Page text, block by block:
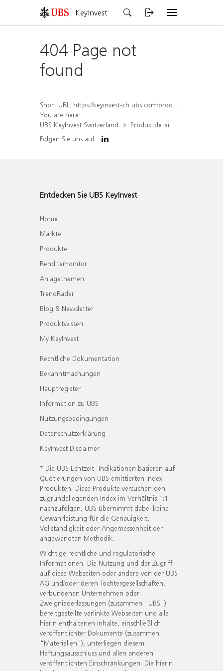
KeyInvest
404 Page not
found
Short URL: https://keyinvest-ch.ubs.com/produkt/detail/index/isin/CH1570502521
You are here:
UBS KeyInvest Switzerland
Produktdetail
Folgen Sie uns auf
Entdecken Sie UBS KeyInvest
Home
Märkte
Produkte
Renditemonitor
Anlagethemen
TrendRadar
Blog & Newsletter
Produktwissen
My KeyInvest
Rechtliche Dokumentation
Bekanntmachungen
Hauptregister
Information zu UBS
Nutzungsbedingungen
Datenschutzerklärung
KeyInvest Disclaimer
* Die UBS Echtzeit- Indikationen basieren auf
Quotierungen von UBS emittierten Index-
Produkten. Diese Produkte versuchen den
zugrundeliegenden Index im Verhältnis 1:1
nachzufolgen. UBS übernimmt dabei keine
Gewährleistung für die Genauigkeit,
Vollständigkeit oder Angemessenheit der
angewandten Methodik.
Wichtige rechtliche und regulatorische
Informationen. Die Nutzung und der Zugriff
auf diese Webseiten oder andere von der UBS
AG und/oder deren Tochtergesellschaften,
verbundenen Unternehmen oder
Zweigniederlassungen (zusammen "UBS")
bereitgestellte verlinkte Webseiten und alle
hierin enthaltenen Inhalte, einschließlich
veröffentlichter Dokumente (zusammen
"Materialien"), unterliegen diesem
Haftungsausschluss und allen anderen
veröffentlichten Einschränkungen. Die hierin